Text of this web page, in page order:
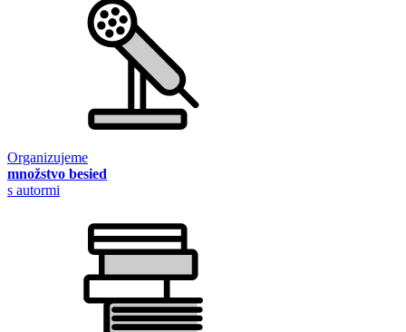
Organizujeme
množstvo besied
s autormi